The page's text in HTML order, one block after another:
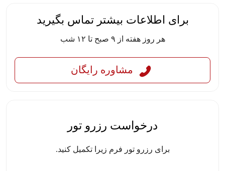
برای اطلاعات بیشتر تماس بگیرید
هر روز هفته از ۹ صبح تا ۱۲ شب
مشاوره رایگان
درخواست رزرو تور
برای رزرو تور فرم زیرا تکمیل کنید.